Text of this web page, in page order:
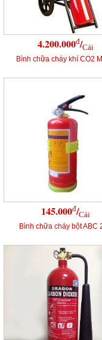
4.200.000đ/Cái
Bình chữa cháy khí CO2
145.000đ/Cái
Bình chữa cháy bột ABC